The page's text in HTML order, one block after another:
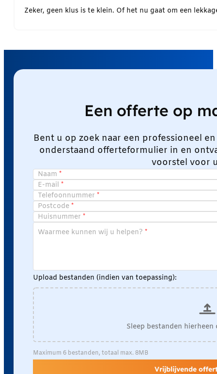
Zeker, geen klus is te klein. Of het nu gaat om een
Een offerte op
Bent u op zoek naar een professioneel
onderstaand offerteformulier in en
voorstel voor
Naam
E-mail
Telefoonnummer
Postcode
Huisnummer
Waarmee kunnen wij u helpen?
Upload bestanden (indien van toepassing):
Sleep bestanden
Maximum 6 bestanden, totaal max. 8MB
Vrijblijvende